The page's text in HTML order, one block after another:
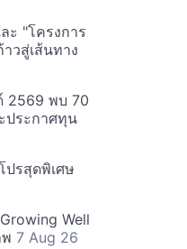
ะ "โครงการ
วสู่เส้นทาง
2569 พบ 70
ประกาศทุน
รสุดพิเศษ
Well
7 Aug 26